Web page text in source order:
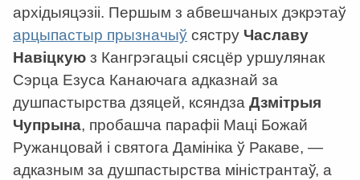
архідыяцэзіі. Першым з абвешчаных дэкрэтаў
арцыпастыр прызначыў сястру Чаславу
Навіцкую з Кангрэгацыі сясцёр уршулянак
Сэрца Езуса Канаючага адказнай за
душпастырства дзяцей, ксяндза Дзмітрыя
Чупрына, пробашча парафіі Маці Божай
Ружанцовай і святога Дамініка ў Ракаве, —
адказным за душпастырства міністрантаў, а